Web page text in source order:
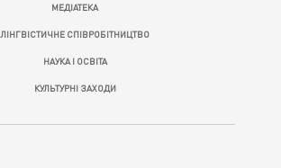
МЕДІАТЕКА
ЛІНГВІСТИЧНЕ СПІВРОБІТНИЦТВО
НАУКА І ОСВІТА
КУЛЬТУРНІ ЗАХОДИ